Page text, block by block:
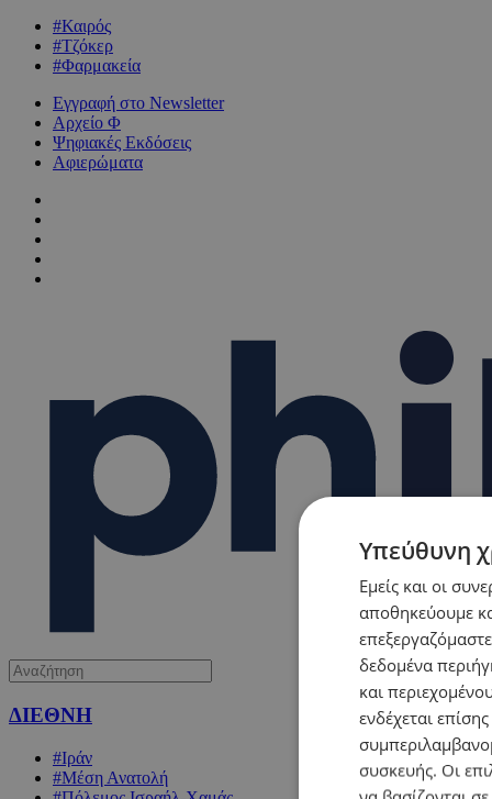
#Καιρός
#Τζόκερ
#Φαρμακεία
Εγγραφή στο Newsletter
Αρχείο Φ
Ψηφιακές Εκδόσεις
Αφιερώματα
ΔΙΕΘΝΗ
#Ιράν
#Μέση Ανατολή
Υπεύθυνη
Εμείς και οι
αποθηκεύουμε
δεδομένα
και
ενδέχεται
συσκευής. Οι